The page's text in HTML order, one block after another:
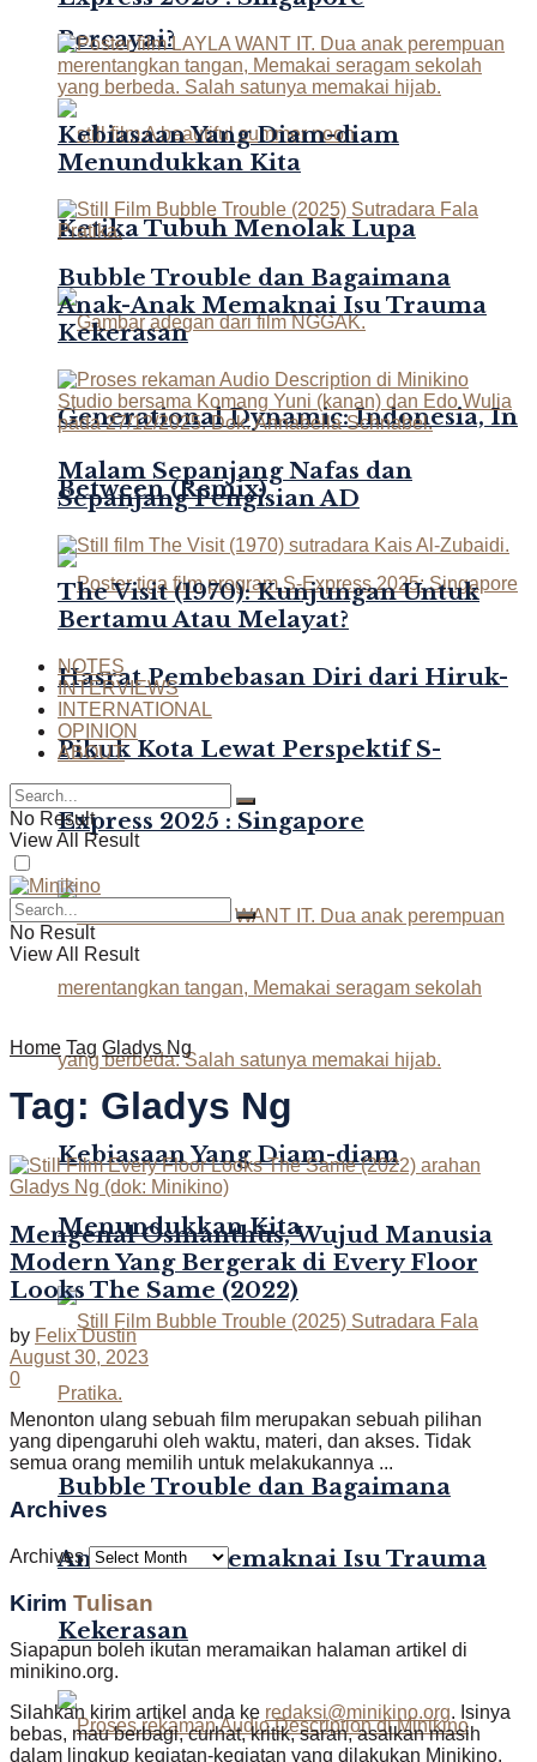
Percayai?
Ketika Tubuh Menolak Lupa
Generational Dynamic: Indonesia, In
Between (Remix)
Hasrat Pembebasan Diri dari Hiruk-
Pikuk Kota Lewat Perspektif S-
Express 2025 : Singapore
Kebiasaan Yang Diam-diam
Menundukkan Kita
Bubble Trouble dan Bagaimana
Anak-Anak Memaknai Isu Trauma
Kekerasan
Kebiasaan Yang Diam-diam
Menundukkan Kita
Bubble Trouble dan Bagaimana
Anak-Anak Memaknai Isu Trauma
Kekerasan
Malam Sepanjang Nafas dan
Sepanjang Pengisian AD
The Visit (1970): Kunjungan Untuk
Bertamu Atau Melayat?
NOTES
INTERVIEWS
INTERNATIONAL
OPINION
ABOUT
No Result
View All Result
No Result
View All Result
Home Tag Gladys Ng
Tag: Gladys Ng
Mengenal Osmanthüs, Wujud Manusia
Modern Yang Bergerak di Every Floor
Looks The Same (2022)
by Felix Dustin
August 30, 2023
0
Menonton ulang sebuah film merupakan sebuah pilihan
yang dipengaruhi oleh waktu, materi, dan akses. Tidak
semua orang memilih untuk melakukannya ...
Archives
Archives
Kirim Tulisan
Siapapun boleh ikutan meramaikan halaman artikel di
minikino.org.
Silahkan kirim artikel anda ke redaksi@minikino.org. Isinya
bebas, mau berbagi, curhat, kritik, saran, asalkan masih
dalam lingkup kegiatan-kegiatan yang dilakukan Minikino,